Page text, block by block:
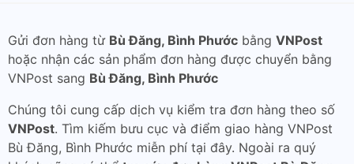
Gửi đơn hàng từ Bù Đăng, Bình Phước bằng VNPost
hoặc nhận các sản phẩm đơn hàng được chuyển bằng
VNPost sang Bù Đăng, Bình Phước
Chúng tôi cung cấp dịch vụ kiểm tra đơn hàng theo số
VNPost. Tìm kiếm bưu cục và điểm giao hàng VNPost
Bù Đăng, Bình Phước miễn phí tại đây. Ngoài ra quý